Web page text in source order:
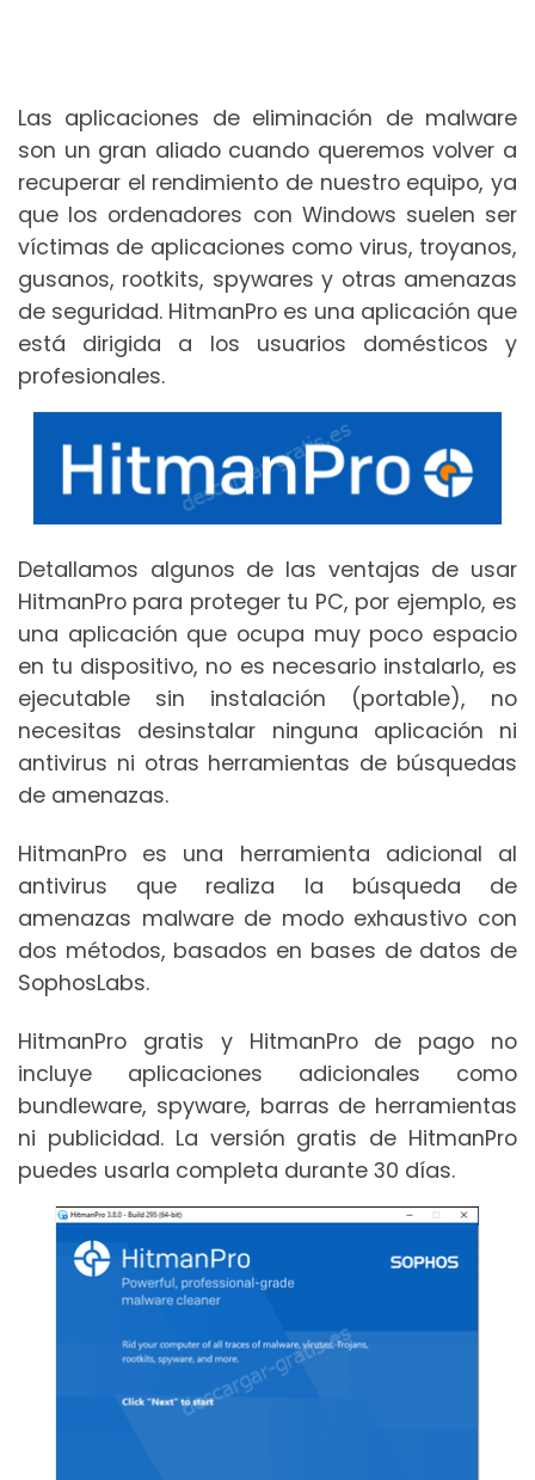
Las aplicaciones de eliminación de malware
son un gran aliado cuando queremos volver a
recuperar el rendimiento de nuestro equipo, ya
que los ordenadores con Windows suelen ser
víctimas de aplicaciones como virus, troyanos,
gusanos, rootkits, spywares y otras amenazas
de seguridad. HitmanPro es una aplicación que
está dirigida a los usuarios domésticos y
profesionales.
Detallamos algunos de las ventajas de usar
HitmanPro para proteger tu PC, por ejemplo, es
una aplicación que ocupa muy poco espacio
en tu dispositivo, no es necesario instalarlo, es
ejecutable sin instalación (portable), no
necesitas desinstalar ninguna aplicación ni
antivirus ni otras herramientas de búsquedas
de amenazas.
HitmanPro es una herramienta adicional al
antivirus que realiza la búsqueda de
amenazas malware de modo exhaustivo con
dos métodos, basados en bases de datos de
SophosLabs.
HitmanPro gratis y HitmanPro de pago no
incluye aplicaciones adicionales como
bundleware, spyware, barras de herramientas
ni publicidad. La versión gratis de HitmanPro
puedes usarla completa durante 30 días.